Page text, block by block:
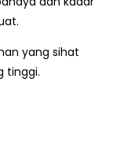
yang sihat
tinggi.